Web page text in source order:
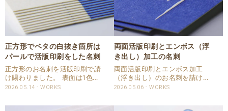
正方形でベタの白抜き箇所は
パールで活版印刷をした名刺
正方形のお名刺を活版印刷で請
け賜わりました。 表面は1色、
裏面は2色を全て活版印刷で仕
はDICの特色指定で活版印刷で
2026.05.14 WORKS
両面活版印刷とエンボス（浮
き出し）加工の名刺
両面活版印刷とエンボス加工
（浮き出し）のお名刺を請け賜
わりました。 用紙はハーフエア
2026.05.06 WORKS